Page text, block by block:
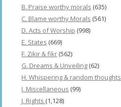
B. Praise worthy morals (635)
C. Blame worthy Morals (561)
D. Acts of Worship (998)
E. States (669)
F. Zikir & fikr (562)
G. Dreams & Unveiling (62)
H. Whispering & random thoughts
I. Miscellaneous (99)
J. Rights (1,128)